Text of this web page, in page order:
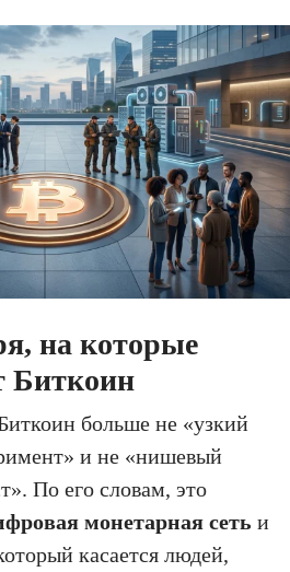
на которые
Биткоин
больше не «узкий
и не «нишевый
По его словам, это
монетарная сеть и
касается людей,